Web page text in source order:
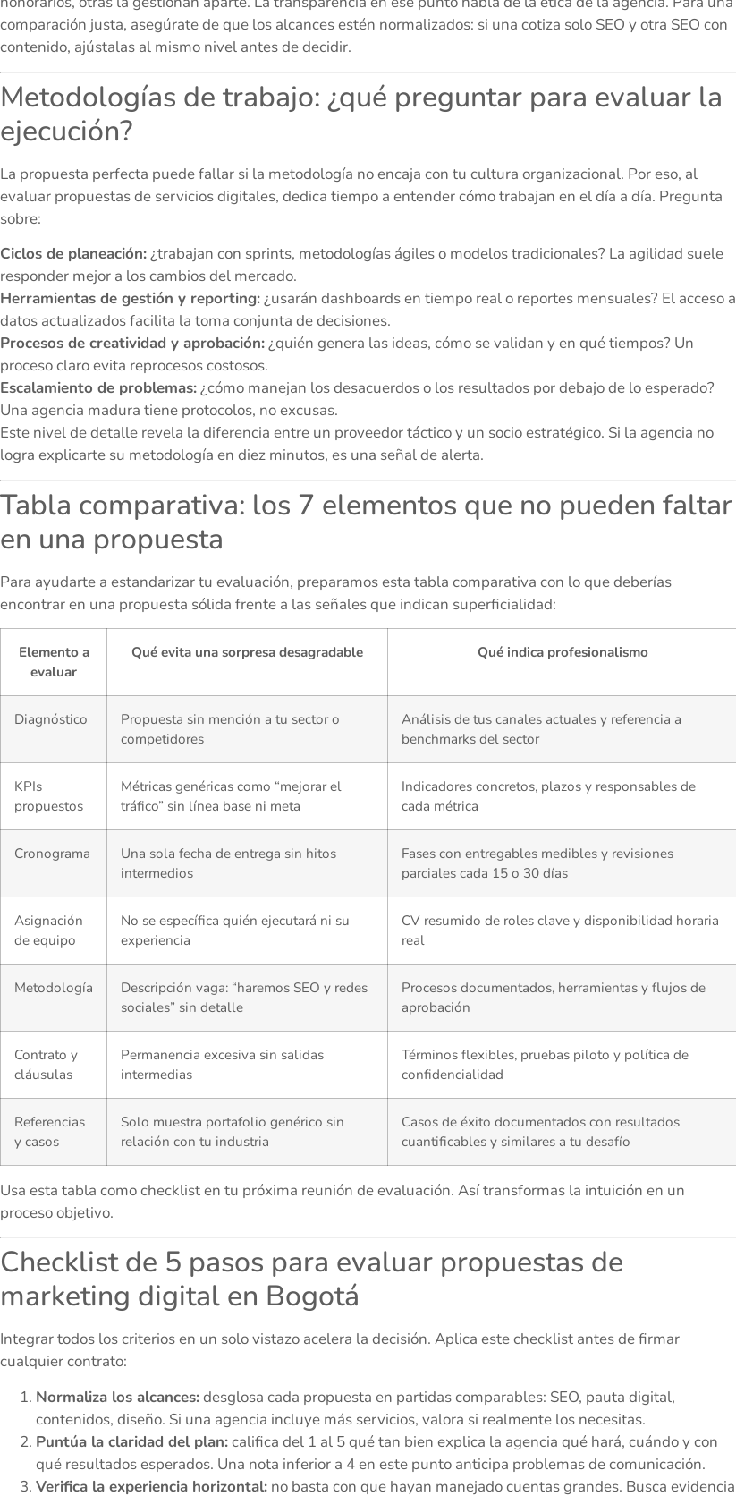
comparación justa, asegúrate de que los alcances estén normalizados: si una cotiza solo SEO y otra SEO con
contenido, ajústalas al mismo nivel antes de decidir.
Metodologías de trabajo: ¿qué preguntar para evaluar la
ejecución?
La propuesta perfecta puede fallar si la metodología no encaja con tu cultura organizacional. Por eso, al
evaluar propuestas de servicios digitales, dedica tiempo a entender cómo trabajan en el día a día. Pregunta
sobre:
Ciclos de planeación:¿trabajan con sprints, metodologías ágiles o modelos tradicionales? La agilidad suele
responder mejor a los cambios del mercado.
Herramientas de gestión y reporting:¿usarán dashboards en tiempo real o reportes mensuales? El acceso a
datos actualizados facilita la toma conjunta de decisiones.
Procesos de creatividad y aprobación:¿quién genera las ideas, cómo se validan y en qué tiempos? Un
proceso claro evita reprocesos costosos.
Escalamiento de problemas:¿cómo manejan los desacuerdos o los resultados por debajo de lo esperado?
Una agencia madura tiene protocolos, no excusas.
Este nivel de detalle revela la diferencia entre un proveedor táctico y un socio estratégico. Si la agencia no
logra explicarte su metodología en diez minutos, es una señal de alerta.
Tabla comparativa: los 7 elementos que no pueden faltar
en una propuesta
Para ayudarte a estandarizar tu evaluación, preparamos esta tabla comparativa con lo que deberías
encontrar en una propuesta sólida frente a las señales que indican superficialidad:
Elemento a
evaluar
Qué evita una sorpresa desagradable Qué indica profesionalismo
Diagnóstico
Propuesta sin mención a tu sector o
competidores
Análisis de tus canales actuales y referencia a
benchmarks del sector
KPIs
propuestos
Métricas genéricas como “mejorar el
tráfico” sin línea base ni meta
Indicadores concretos, plazos y responsables de
cada métrica
Cronograma
Una sola fecha de entrega sin hitos
intermedios
Fases con entregables medibles y revisiones
parciales cada 15 o 30 días
Asignación
de equipo
No se específica quién ejecutará ni su
experiencia
CV resumido de roles clave y disponibilidad horaria
real
Metodología
Descripción vaga: “haremos SEO y redes
sociales” sin detalle
Procesos documentados, herramientas y flujos de
aprobación
Contrato y
cláusulas
Permanencia excesiva sin salidas
intermedias
Términos flexibles, pruebas piloto y política de
confidencialidad
Referencias
y casos
Solo muestra portafolio genérico sin
relación con tu industria
Casos de éxito documentados con resultados
cuantificables y similares a tu desafío
Usa esta tabla como checklist en tu próxima reunión de evaluación. Así transformas la intuición en un
proceso objetivo.
Checklist de 5 pasos para evaluar propuestas de
marketing digital en Bogotá
Integrar todos los criterios en un solo vistazo acelera la decisión. Aplica este checklist antes de firmar
cualquier contrato:
Normaliza los alcances:desglosa cada propuesta en partidas comparables: SEO, pauta digital,
contenidos, diseño. Si una agencia incluye más servicios, valora si realmente los necesitas.
Puntúa la claridad del plan:califica del 1 al 5 qué tan bien explica la agencia qué hará, cuándo y con
qué resultados esperados. Una nota inferior a 4 en este punto anticipa problemas de comunicación.
Verifica la experiencia horizontal: no basta con que hayan manejado cuentas grandes. Busca evidencia